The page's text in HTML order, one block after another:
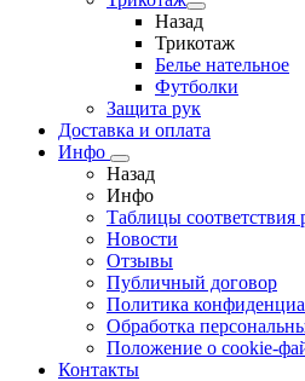
Назад
Трикотаж
Белье нательное
Футболки
Защита рук
Доставка и оплата
Инфо
Назад
Инфо
Таблицы соответствия
Новости
Отзывы
Публичный договор
Политика
Обработка
Положение о cookie-
Контакты